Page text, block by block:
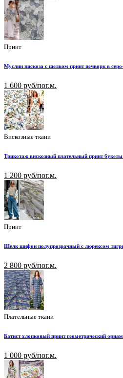
Принт
Муслин вискоза с шелком принт печворк в
1 600 руб/пог.м.
Вискозные ткани
Трикотаж вискозный плательный принт
1 200 руб/пог.м.
Принт
Шелк шифон полупрозрачный с люрексом
2 800 руб/пог.м.
Плательные ткани
Батист хлопковый принт геометрический
1 000 руб/пог.м.